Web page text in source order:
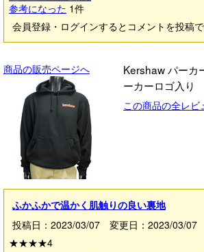
参考になった 1件
会員登録・ログインするとコメントを投稿で
商品の販売ページへ
Kershaw パーカ
ーカーロゴ入り
この商品の全レビ
ふかふかで温かく肌触りの良い裏地
投稿日：2023/03/07 変更日：2023/03/07
★★★★4